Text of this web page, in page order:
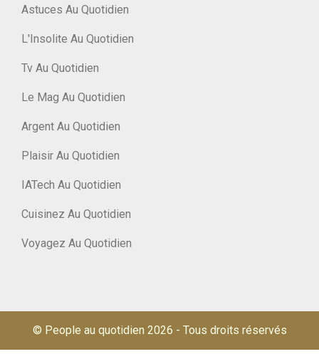
Astuces Au Quotidien
L'Insolite Au Quotidien
Tv Au Quotidien
Le Mag Au Quotidien
Argent Au Quotidien
Plaisir Au Quotidien
IATech Au Quotidien
Cuisinez Au Quotidien
Voyagez Au Quotidien
© People au quotidien 2026 - Tous droits réservés